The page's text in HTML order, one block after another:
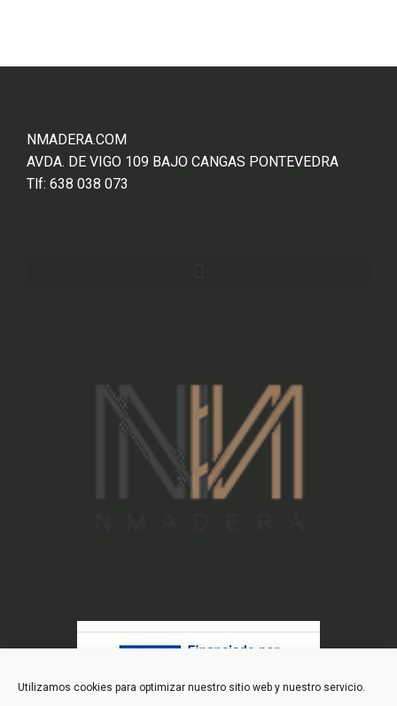
Utilizamos cookies para optimizar nuestro sitio web y nuestro servicio.
NMADERA.COM
AVDA. DE VIGO 109 BAJO CANGAS PONTEVEDRA
Tlf: 638 038 073